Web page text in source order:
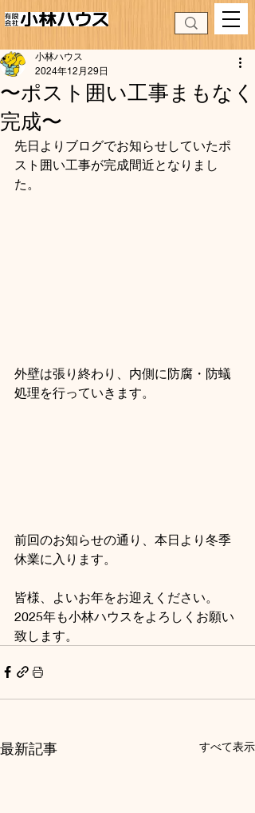
〜ポスト囲い工事まもなく
完成〜
小林ハウス
2024年12月29日
先日よりブログでお知らせしていたポ
スト囲い工事が完成間近となりまし
た。
外壁は張り終わり、内側に防腐・防蟻
処理を行っていきます。
前回のお知らせの通り、本日より冬季
休業に入ります。
皆様、よいお年をお迎えください。
2025年も小林ハウスをよろしくお願い
致します。
最新記事 すべて表示